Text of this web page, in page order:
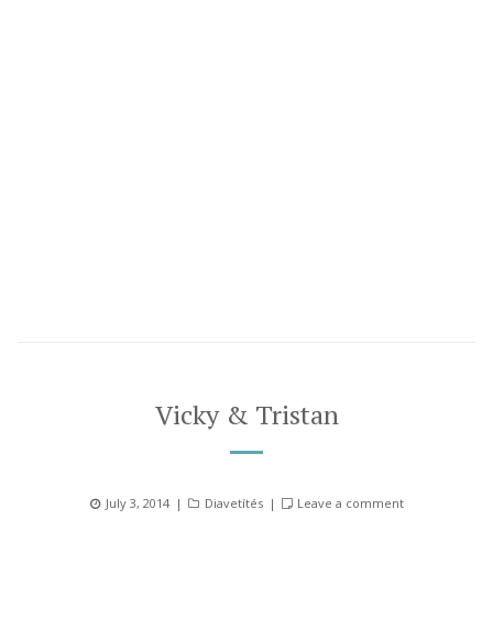
Vicky & Tristan
Posted
July 3, 2014 Categories
Diavetítés Leave a comment